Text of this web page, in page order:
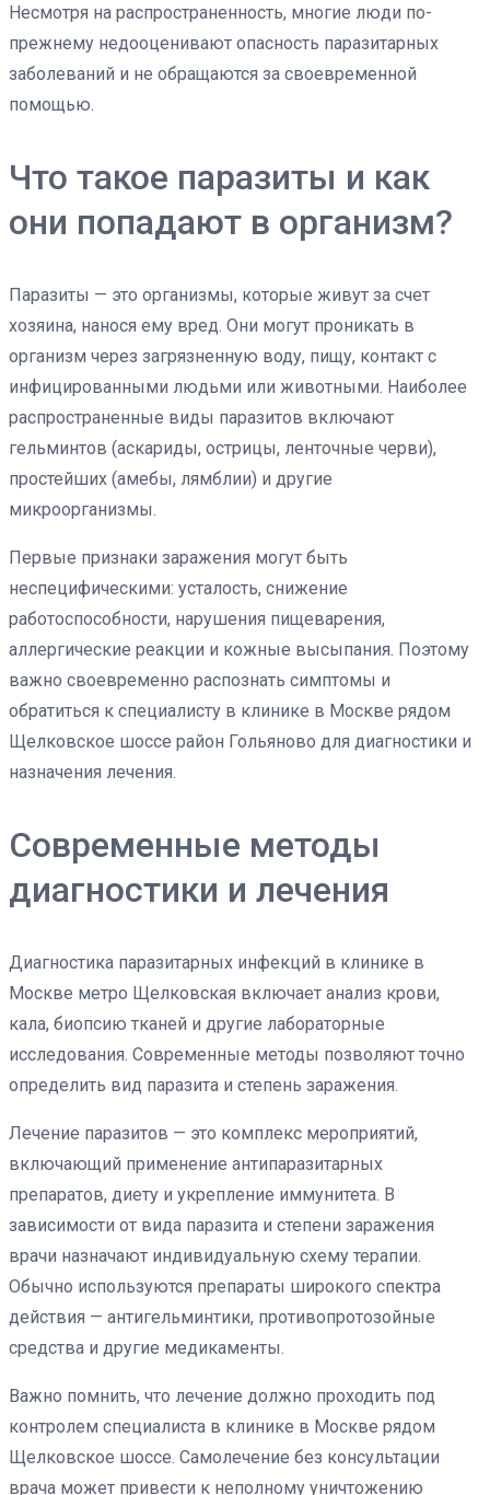
Несмотря на распространенность, многие люди по-
прежнему недооценивают опасность паразитарных
заболеваний и не обращаются за своевременной
помощью.
Что такое паразиты и как
они попадают в организм?
Паразиты — это организмы, которые живут за счет
хозяина, нанося ему вред. Они могут проникать в
организм через загрязненную воду, пищу, контакт с
инфицированными людьми или животными. Наиболее
распространенные виды паразитов включают
гельминтов (аскариды, острицы, ленточные черви),
простейших (амебы, лямблии) и другие
микроорганизмы.
Первые признаки заражения могут быть
неспецифическими: усталость, снижение
работоспособности, нарушения пищеварения,
аллергические реакции и кожные высыпания. Поэтому
важно своевременно распознать симптомы и
обратиться к специалисту в клинике в Москве рядом
Щелковское шоссе район Гольяново для диагностики и
назначения лечения.
Современные методы
диагностики и лечения
Диагностика паразитарных инфекций в клинике в
Москве метро Щелковская включает анализ крови,
кала, биопсию тканей и другие лабораторные
исследования. Современные методы позволяют точно
определить вид паразита и степень заражения.
Лечение паразитов — это комплекс мероприятий,
включающий применение антипаразитарных
препаратов, диету и укрепление иммунитета. В
зависимости от вида паразита и степени заражения
врачи назначают индивидуальную схему терапии.
Обычно используются препараты широкого спектра
действия — антигельминтики, противопротозойные
средства и другие медикаменты.
Важно помнить, что лечение должно проходить под
контролем специалиста в клинике в Москве рядом
Щелковское шоссе. Самолечение без консультации
врача может привести к неполному уничтожению